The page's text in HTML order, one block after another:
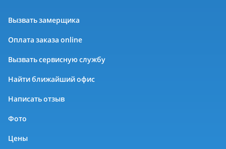
Вызвать замерщика
Оплата заказа online
Вызвать сервисную службу
Найти ближайший офис
Написать отзыв
Фото
Цены